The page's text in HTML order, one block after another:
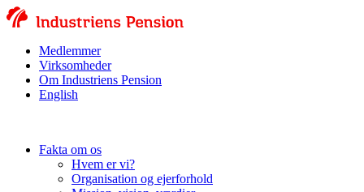
Medlemmer
Virksomheder
Om Industriens Pension
English
Fakta om os
Hvem er vi?
Organisation og ejerforhold